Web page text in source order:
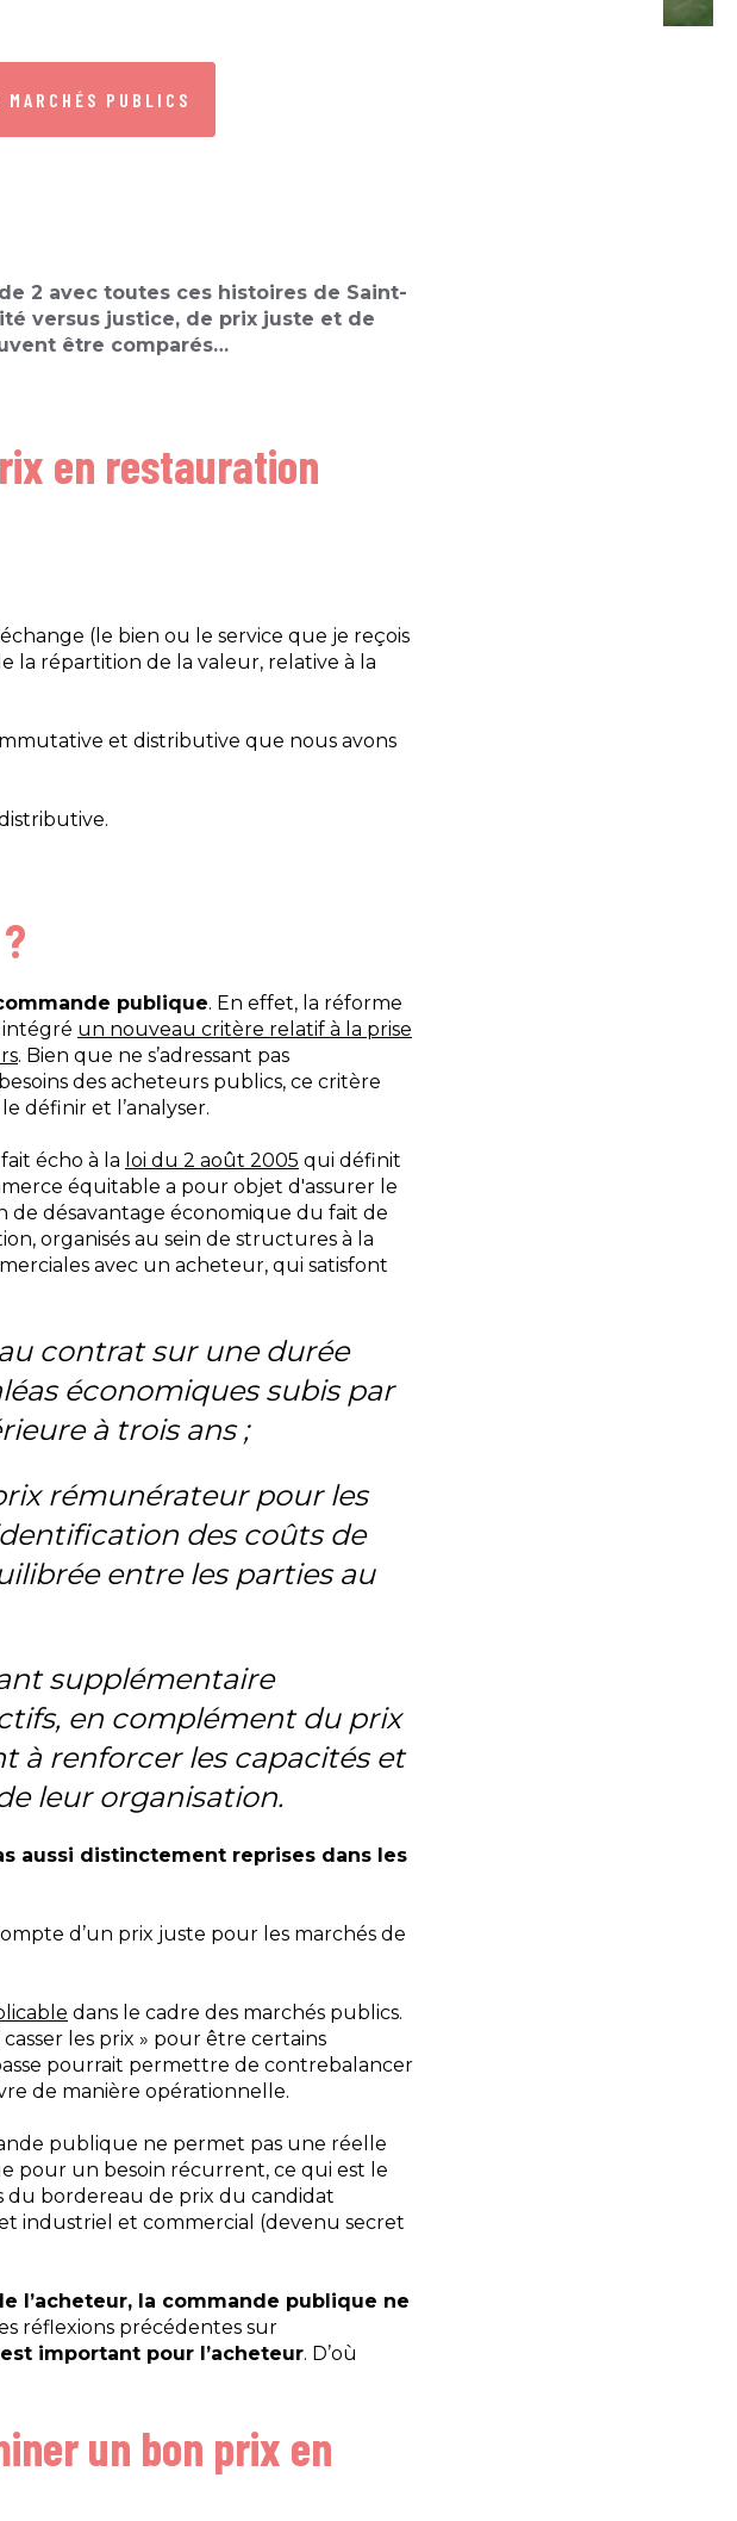
PUBLICS
2 avec toutes ces histoires de Saint-
versus justice, de prix juste et de
être comparés…
en restauration
(le bien ou le service que je reçois
la répartition de la valeur, relative à la
et distributive que nous avons
publique. En effet, la réforme
intégré un nouveau critère relatif à la prise
. Bien que ne s’adressant pas
des acheteurs publics, ce critère
définir et l’analyser.
écho à la loi du 2 août 2005 qui définit
équitable a pour objet d'assurer le
de désavantage économique du fait de
organisés au sein de structures à la
avec un acheteur, qui satisfont
contrat sur une durée
économiques subis par
à trois ans ;
rémunérateur pour les
des coûts de
entre les parties au
supplémentaire
en complément du prix
à renforcer les capacités et
leur organisation.
aussi distinctement reprises dans les
d’un prix juste pour les marchés de
dans le cadre des marchés publics.
les prix » pour être certains
pourrait permettre de contrebalancer
de manière opérationnelle.
publique ne permet pas une réelle
pour un besoin récurrent, ce qui est le
du bordereau de prix du candidat
industriel et commercial (devenu secret
l’acheteur, la commande publique ne
réflexions précédentes sur
important pour l’acheteur. D’où
un bon prix en